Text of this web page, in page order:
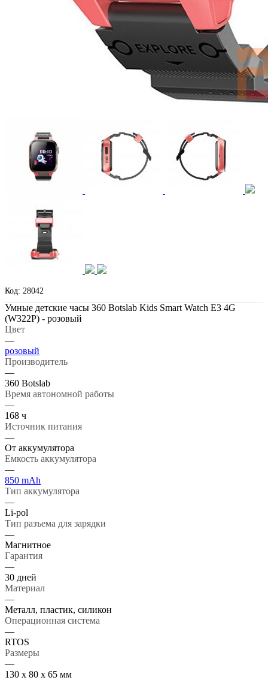
Код: 28042
Умные детские часы 360 Botslab Kids Smart Watch E3 4G
(W322P) - розовый
Цвет
—
розовый
Производитель
—
360 Botslab
Время автономной работы
—
168 ч
Источник питания
—
От аккумулятора
Емкость аккумулятора
—
850 mAh
Тип аккумулятора
—
Li-pol
Тип разъема для зарядки
—
Магнитное
Гарантия
—
30 дней
Материал
—
Металл, пластик, силикон
Операционная система
—
RTOS
Размеры
—
130 х 80 х 65 мм